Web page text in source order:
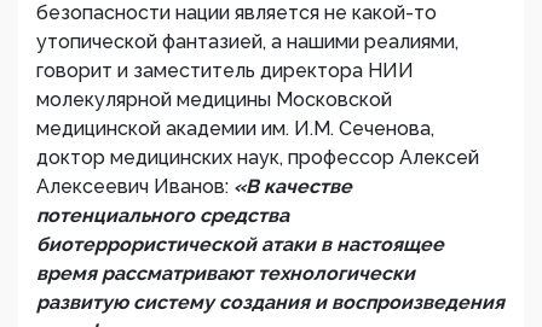
безопасности нации является не какой-то
утопической фантазией, а нашими реалиями,
говорит и заместитель директора НИИ
молекулярной медицины Московской
медицинской академии им. И.М. Сеченова,
доктор медицинских наук, профессор Алексей
Алексеевич Иванов: «В качестве
потенциального средства
биотеррористической атаки в настоящее
время рассматривают технологически
развитую систему создания и воспроизведения